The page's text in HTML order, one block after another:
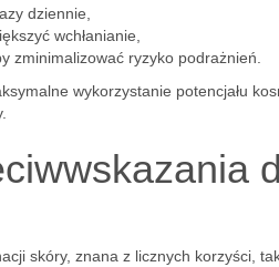
dziennie,
wchłanianie,
zminimalizować ryzyko podrażnień.
wykorzystanie potencjału
skóry, znana z licznych korzyści,